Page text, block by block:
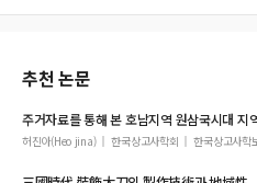
추천 논문
주거자료를 통해 본 호남지역 원삼국시대 지
허진아(Heo jina) 한국상고사학회 한국상고사학